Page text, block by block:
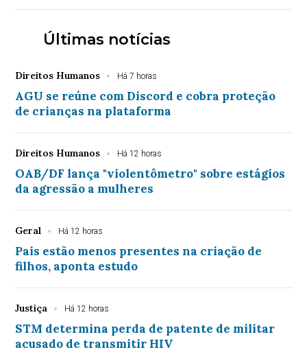
Últimas notícias
Direitos Humanos Há 7 horas
AGU se reúne com Discord e cobra proteção
de crianças na plataforma
Direitos Humanos Há 12 horas
OAB/DF lança "violentômetro" sobre estágios
da agressão a mulheres
Geral Há 12 horas
Pais estão menos presentes na criação de
filhos, aponta estudo
Justiça Há 12 horas
STM determina perda de patente de militar
acusado de transmitir HIV